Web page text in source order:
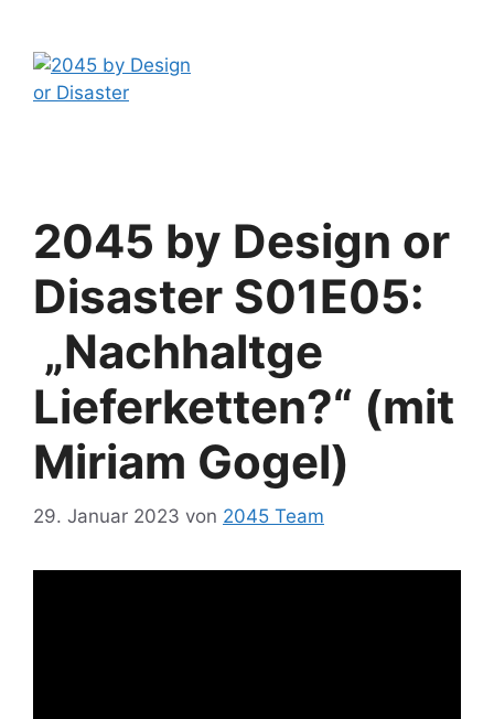
springen
2045 by Design or
Disaster S01E05:
„Nachhaltge
Lieferketten?“ (mit
Miriam Gogel)
29. Januar 2023 von 2045 Team